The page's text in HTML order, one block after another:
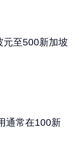
元至500新加坡
通常在100新